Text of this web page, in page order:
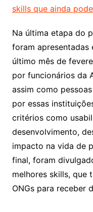
skills que ainda
Na última etapa do
foram apresentadas
último mês de
por funcionários da
assim como
por essas
critérios como
desenvolvimento,
impacto na vida de
final, foram
melhores skills, que
ONGs para receber